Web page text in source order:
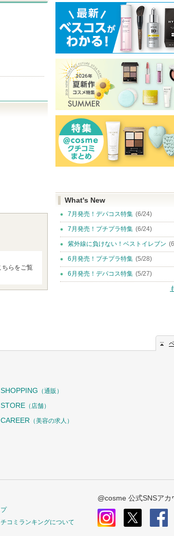
ちらをご覧
What's New
7月発売！デパコス特集 (6/24)
7月発売！プチプラ特集 (6/24)
紫外線に負けない！ベストイレブン
6月発売！プチプラ特集 (5/28)
6月発売！デパコス特集 (5/27)
（通販）
（店舗）
（美容の求人）
コミランキングについて
@cosme 公式SNSアカ